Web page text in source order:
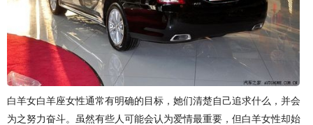
白羊女白羊座女性通常有明确的目标，她们清楚自己追求什么，并会
为之努力奋斗。虽然有些人可能会认为爱情最重要，但白羊女性却始